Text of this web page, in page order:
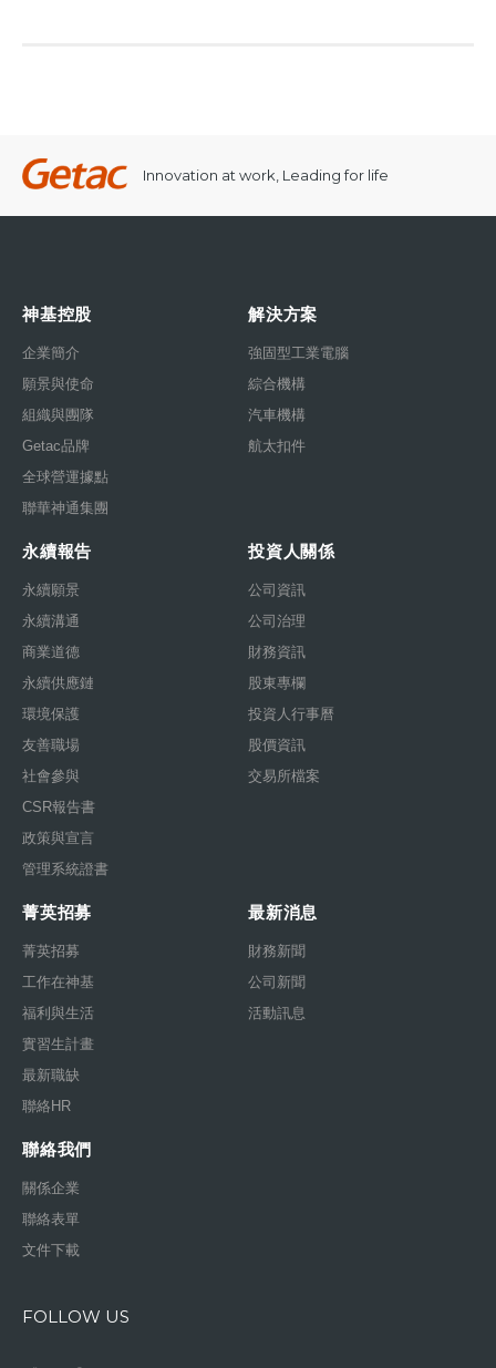
Innovation at work, Leading for life
神基控股
企業簡介
願景與使命
組織與團隊
Getac品牌
全球營運據點
聯華神通集團
解決方案
強固型工業電腦
綜合機構
汽車機構
航太扣件
永續報告
永續願景
永續溝通
商業道德
永續供應鏈
環境保護
友善職場
社會參與
CSR報告書
政策與宣言
管理系統證書
投資人關係
公司資訊
公司治理
財務資訊
股東專欄
投資人行事曆
股價資訊
交易所檔案
菁英招募
菁英招募
工作在神基
福利與生活
實習生計畫
最新職缺
聯絡HR
最新消息
財務新聞
公司新聞
活動訊息
聯絡我們
關係企業
聯絡表單
文件下載
FOLLOW US